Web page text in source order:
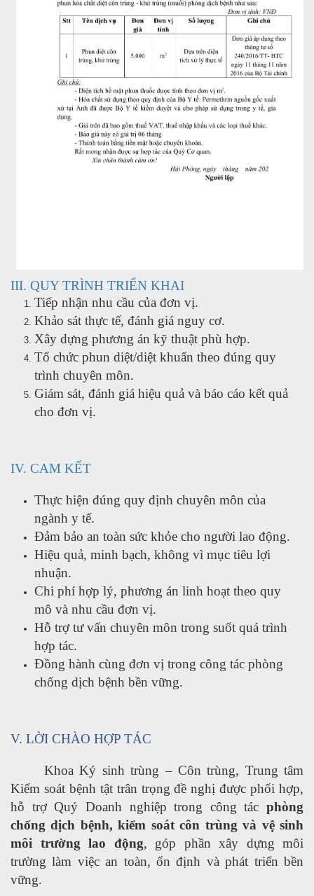
III. QUY TRÌNH TRIỂN KHAI
Tiếp nhận nhu cầu của đơn vị.
Khảo sát thực tế, đánh giá nguy cơ.
Xây dựng phương án kỹ thuật phù hợp.
Tổ chức phun diệt/diệt khuẩn theo đúng quy
trình chuyên môn.
Giám sát, đánh giá hiệu quả và báo cáo kết quả
cho đơn vị.
IV. CAM KẾT
Thực hiện đúng quy định chuyên môn của
ngành y tế.
Đảm bảo an toàn sức khỏe cho người lao động.
Hiệu quả, minh bạch, không vì mục tiêu lợi
nhuận.
Chi phí hợp lý, phương án linh hoạt theo quy
mô và nhu cầu đơn vị.
Hỗ trợ tư vấn chuyên môn trong suốt quá trình
hợp tác.
Đồng hành cùng đơn vị trong công tác phòng
chống dịch bệnh bền vững.
V. LỜI CHÀO HỢP TÁC
Khoa Ký sinh trùng – Côn trùng, Trung tâm
Kiểm soát bệnh tật trân trọng đề nghị được phối hợp,
hỗ trợ Quý Doanh nghiệp trong công tác phòng
chống dịch bệnh, kiểm soát côn trùng và vệ sinh
môi trường lao động, góp phần xây dựng môi
trường làm việc an toàn, ổn định và phát triển bền
vững.